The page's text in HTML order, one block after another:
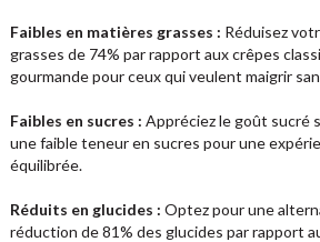
Faibles en matières grasses : Réduisez
grasses de 74% par rapport aux crêpes
gourmande pour ceux qui veulent maigrir
Faibles en sucres : Appréciez le goût sucré
une faible teneur en sucres pour une
équilibrée.
Réduits en glucides : Optez pour une
réduction de 81% des glucides par rapport